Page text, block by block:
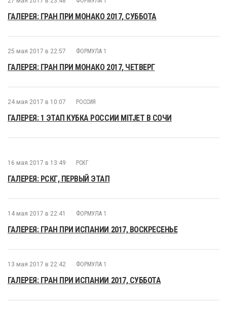
ГАЛЕРЕЯ: ГРАН ПРИ МОНАКО 2017, СУББОТА
25 мая 2017 в 22:57 ФОРМУЛА 1
ГАЛЕРЕЯ: ГРАН ПРИ МОНАКО 2017, ЧЕТВЕРГ
24 мая 2017 в 10:07 РОССИЯ
ГАЛЕРЕЯ: 1 ЭТАП КУБКА РОССИИ MITJET В СОЧИ
16 мая 2017 в 13:49 РСКГ
ГАЛЕРЕЯ: РСКГ, ПЕРВЫЙ ЭТАП
14 мая 2017 в 22:41 ФОРМУЛА 1
ГАЛЕРЕЯ: ГРАН ПРИ ИСПАНИИ 2017, ВОСКРЕСЕНЬЕ
13 мая 2017 в 22:42 ФОРМУЛА 1
ГАЛЕРЕЯ: ГРАН ПРИ ИСПАНИИ 2017, СУББОТА